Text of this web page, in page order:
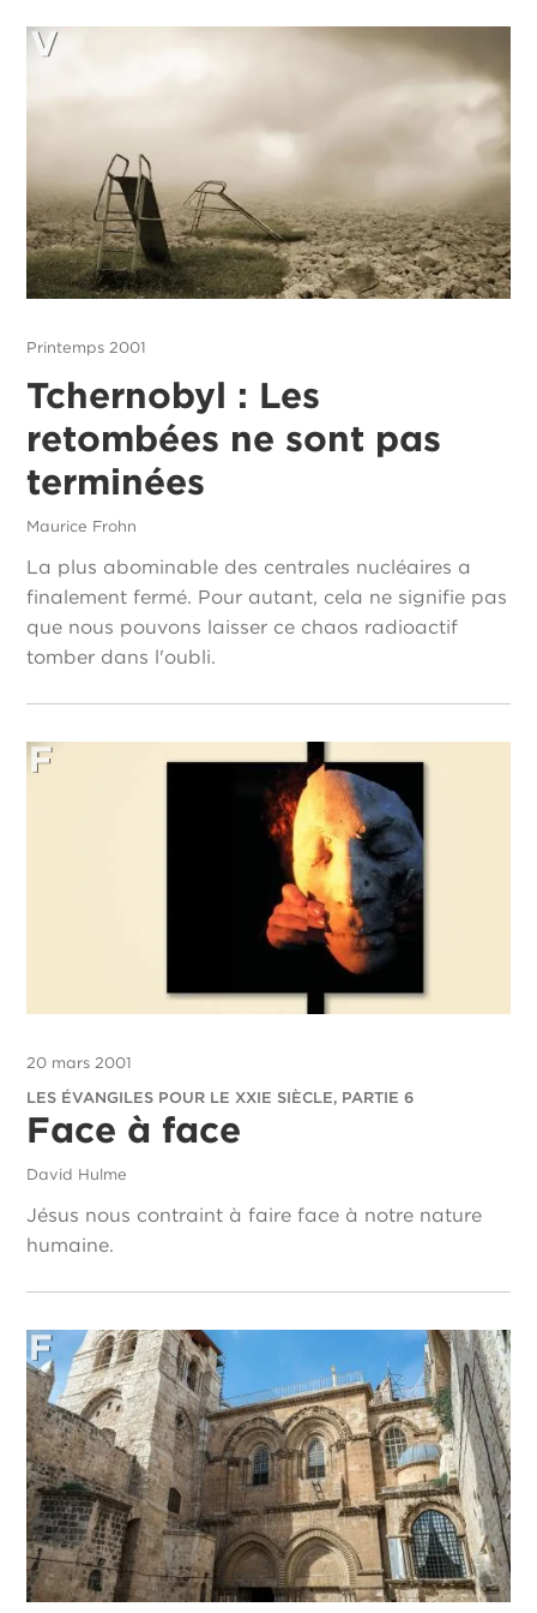
Printemps 2001
Tchernobyl : Les
retombées ne sont pas
terminées
Maurice Frohn
La plus abominable des centrales nucléaires a
finalement fermé. Pour autant, cela ne signifie pas
que nous pouvons laisser ce chaos radioactif
tomber dans l'oubli.
20 mars 2001
LES ÉVANGILES POUR LE XXIE SIÈCLE, PARTIE 6
Face à face
David Hulme
Jésus nous contraint à faire face à notre nature
humaine.